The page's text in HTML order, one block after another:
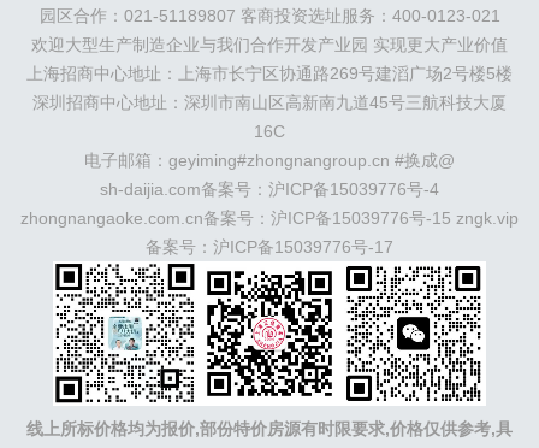
阳
大连 海外园区： 印尼 泰国 越南 柬埔寨
马来西
亚
新加坡 墨西哥 荷兰 美国 地产商： 灯塔瓴科
中南高
科
华夏幸福 联东U谷 万洋 均和 平谦迈高 咨询热线：
400-0123-021
园区合作：021-51189807 客商投资选址服务：400-0123-021
欢迎大型生产制造企业与我们合作开发产业园 实现更大产业价值
上海招商中心地址：上海市长宁区协通路269号建滔广场2号楼5楼
深圳招商中心地址：深圳市南山区高新南九道45号三航科技大厦
16C
电子邮箱：geyiming#zhongnangroup.cn #换成@
sh-daijia.com备案号： 沪ICP备15039776号-4
zhongnangaoke.com.cn备案号： 沪ICP备15039776号-15 zngk.vip
备案号： 沪ICP备15039776号-17
线上所标价格均为报价,部份特价房源有时限要求,价格仅供参考,具